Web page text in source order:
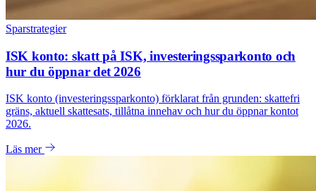
Sparstrategier
ISK konto: skatt på ISK, investeringssparkonto och
hur du öppnar det 2026
ISK konto (investeringssparkonto) förklarat från grunden: skattefri
gräns, aktuell skattesats, tillåtna innehav och hur du öppnar kontot
2026.
Läs mer